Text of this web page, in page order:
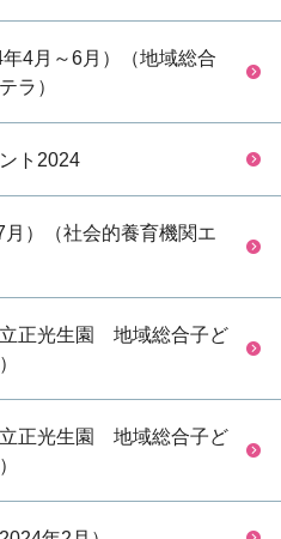
4月～6月）（地域総合
ラ）
ト2024
）（社会的養育機関エ
正光生園 地域総合子ど
正光生園 地域総合子ど